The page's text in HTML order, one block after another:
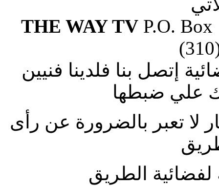
THE WAY TVP.O. Box
إتصل بنا فلدينا فنيين
علي ضبطها
لا تعبر بالضرورة عن رأى
الطريق